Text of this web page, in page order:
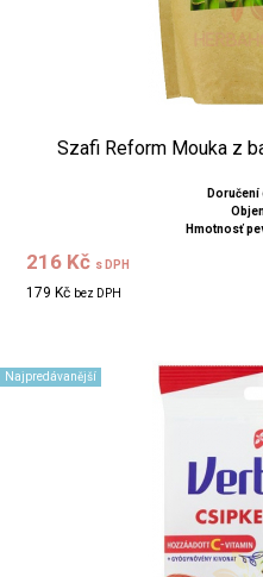
Szafi Reform Mouka z
Doručení
Hmotnosť
216 Kč s DPH
179 Kč bez DPH
Najpredávanější